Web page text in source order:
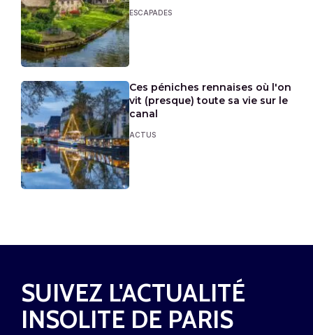
ESCAPADES
Ces péniches rennaises où l'on
vit (presque) toute sa vie sur le
canal
ACTUS
SUIVEZ L'ACTUALITÉ
INSOLITE DE PARIS